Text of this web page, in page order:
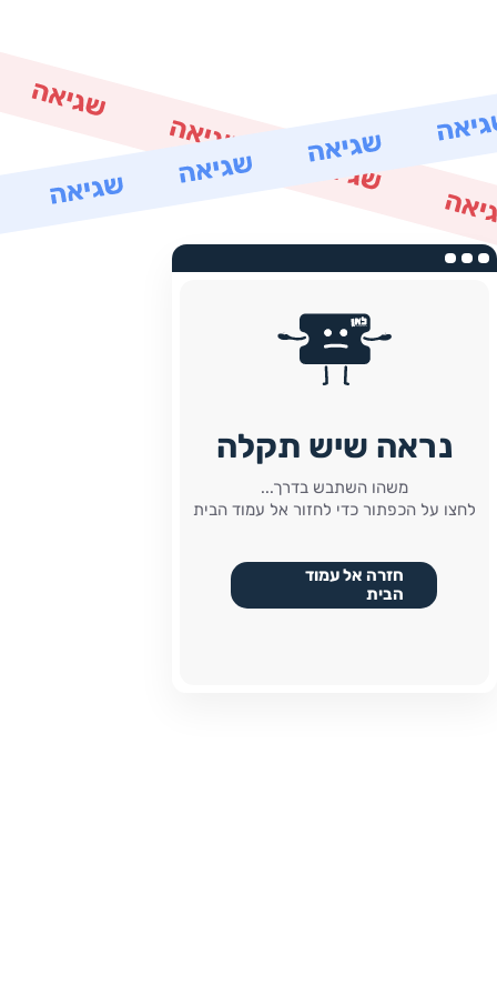
נראה שיש תקלה
משהו השתבש בדרך...
לחצו על הכפתור כדי לחזור אל עמוד הבית
חזרה אל עמוד
הבית